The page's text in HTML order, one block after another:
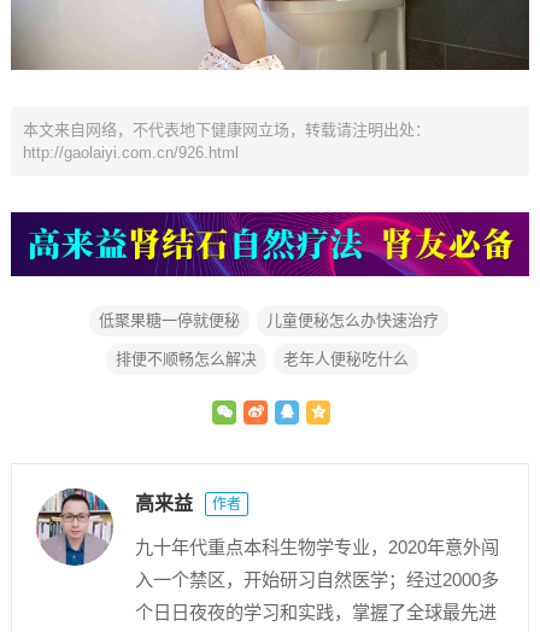
本文来自网络，不代表地下健康网立场，转载请注明出处：
http://gaolaiyi.com.cn/926.html
低聚果糖一停就便秘 儿童便秘怎么办快速治疗
排便不顺畅怎么解决 老年人便秘吃什么
高来益 作者
九十年代重点本科生物学专业，2020年意外闯
入一个禁区，开始研习自然医学；经过2000多
个日日夜夜的学习和实践，掌握了全球最先进